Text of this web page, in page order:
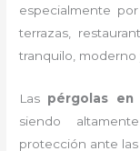
especialmente
terrazas,
tranquilo, moderno
Las pérgolas en
siendo
protección ante